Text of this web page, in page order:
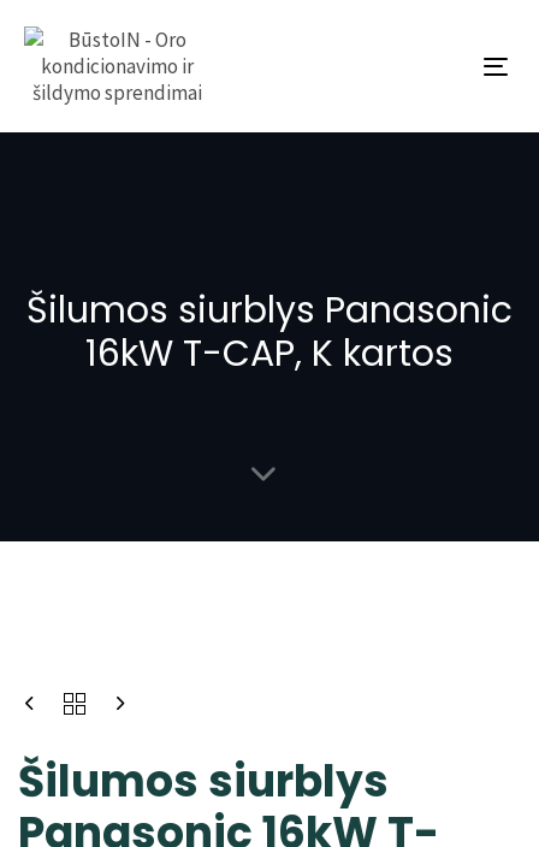
Šilumos siurblys Panasonic
16kW T-CAP, K kartos
Šilumos siurblys
Panasonic 16kW T-